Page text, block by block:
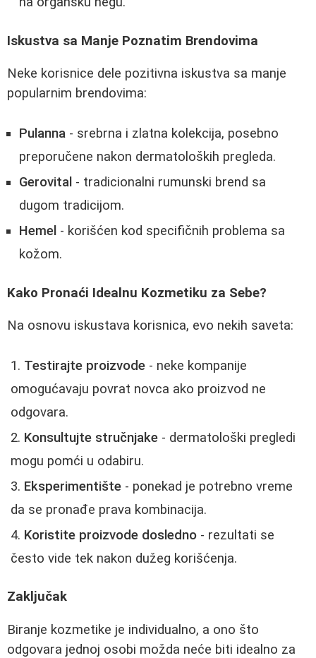
Iskustva sa Manje Poznatim Brendovima
Neke korisnice dele pozitivna iskustva sa manje
popularnim brendovima:
Pulanna - srebrna i zlatna kolekcija, posebno
preporučene nakon dermatoloških pregleda.
Gerovital - tradicionalni rumunski brend sa
dugom tradicijom.
Hemel - korišćen kod specifičnih problema sa
kožom.
Kako Pronaći Idealnu Kozmetiku za Sebe?
Na osnovu iskustava korisnica, evo nekih saveta:
Testirajte proizvode - neke kompanije
omogućavaju povrat novca ako proizvod ne
odgovara.
Konsultujte stručnjake - dermatološki pregledi
mogu pomći u odabiru.
Eksperimentište - ponekad je potrebno vreme
da se pronađe prava kombinacija.
Koristite proizvode dosledno - rezultati se
često vide tek nakon dužeg korišćenja.
Zaključak
Biranje kozmetike je individualno, a ono što
odgovara jednoj osobi možda neće biti idealno za